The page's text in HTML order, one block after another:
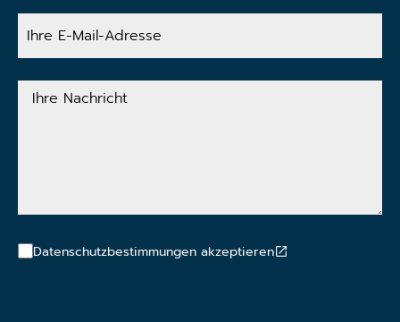
Ihre
E-
Adresse
Ihre
Nachricht
Datenschutzbestimmungen akzeptieren